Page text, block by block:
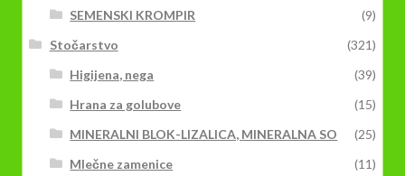
SEMENSKI KROMPIR
(9)
Stočarstvo
(321)
Higijena, nega
(39)
Hrana za golubove
(15)
MINERALNI BLOK-LIZALICA, MINERALNA SO
(25)
Mlečne zamenice
(11)